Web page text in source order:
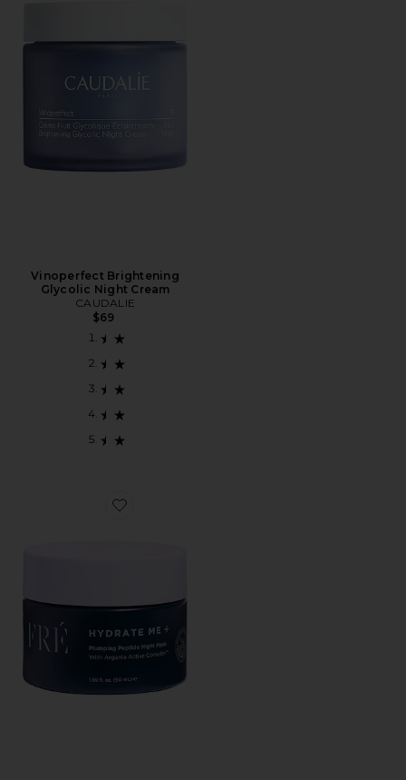
Vinoperfect Brightening
Glycolic Night Cream
CAUDALIE
$69
Favorite MÁSCARA NOTURNA HYDRATE ME +